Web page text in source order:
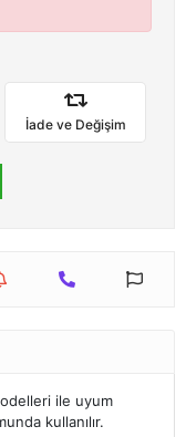
İade ve Değişim
ile uyum
kullanılır.